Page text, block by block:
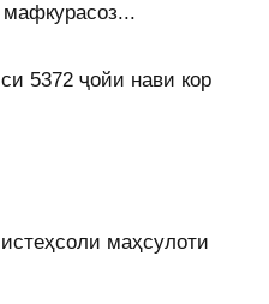
5372 ҷойи нави кор
маҳсулоти